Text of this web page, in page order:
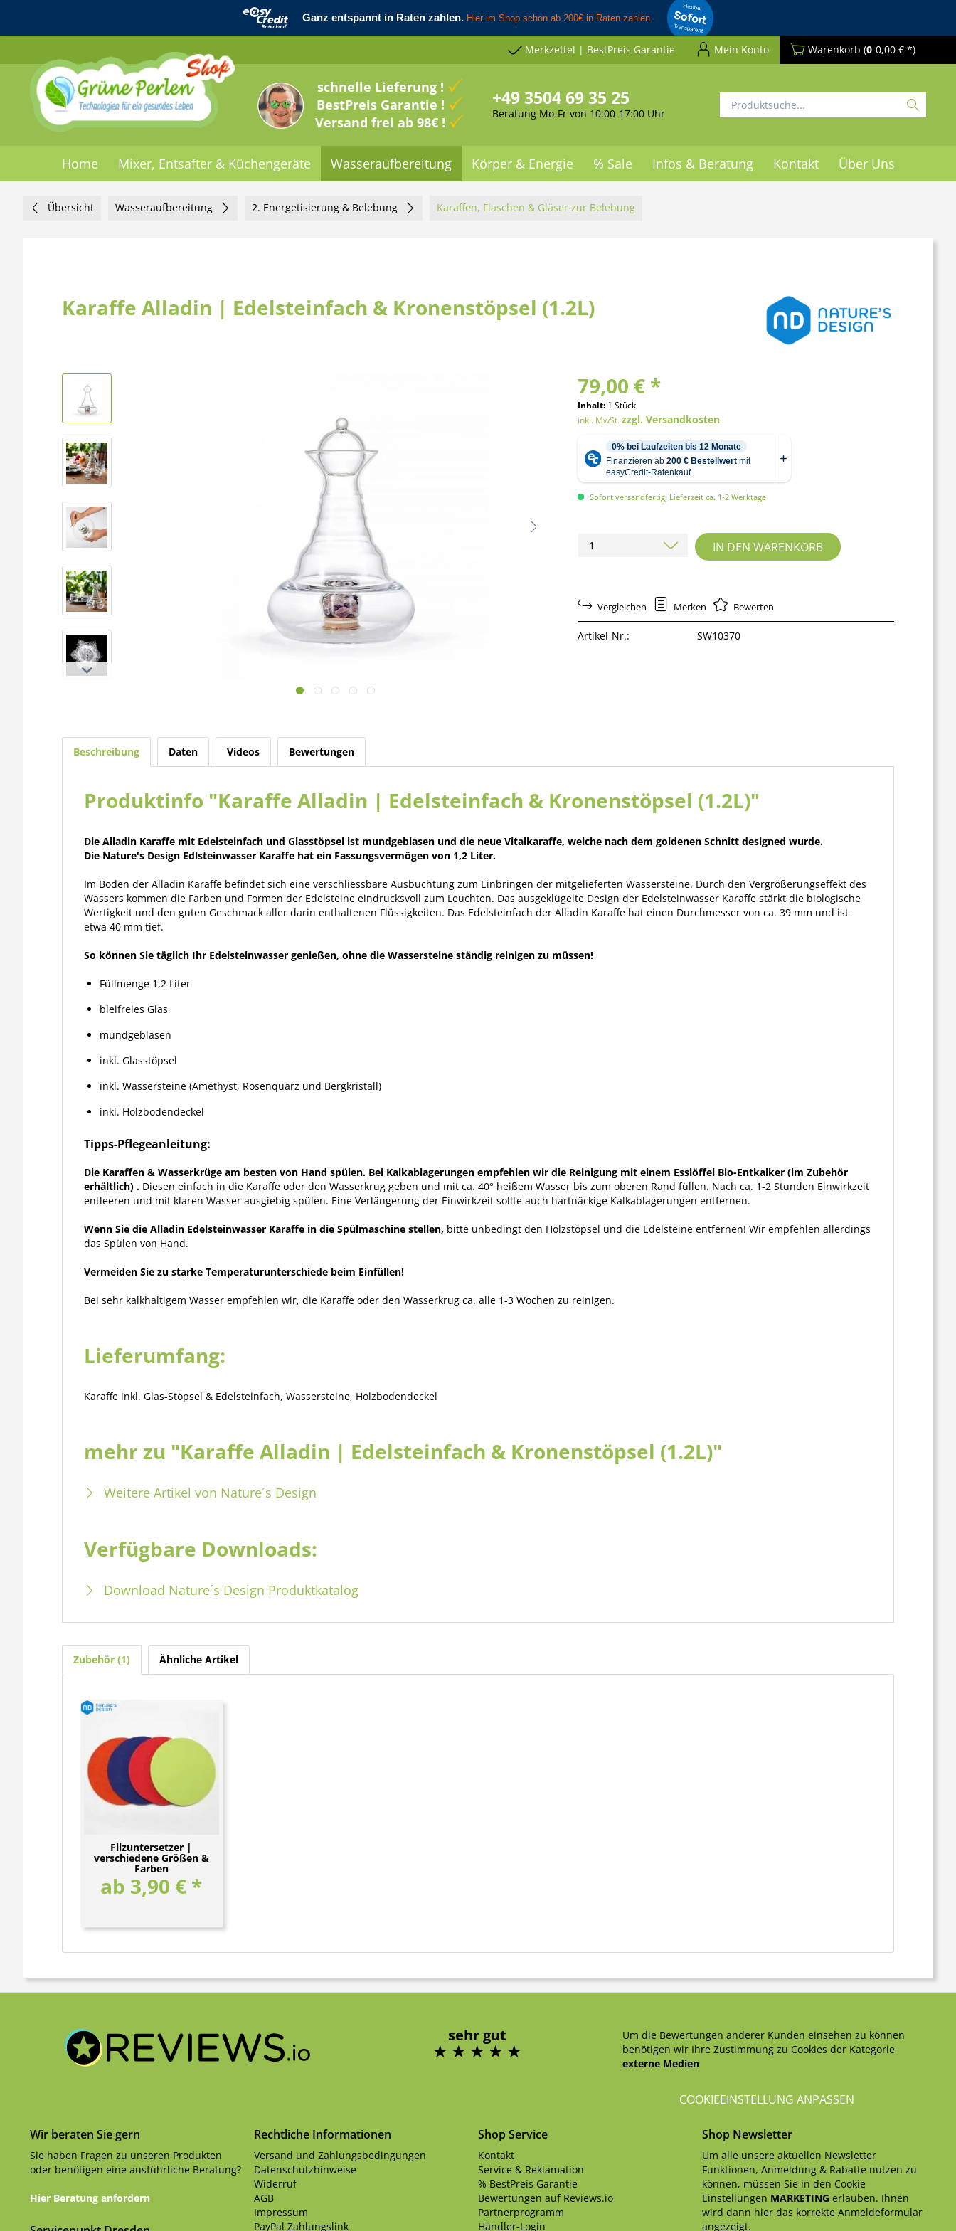
Merkzettel | BestPreis Garantie Mein Konto Warenkorb (0-0,00 € *)
schnelle Lieferung !
BestPreis Garantie !
Versand frei ab 98€ !
+49 3504 69 35 25
Beratung Mo-Fr von 10:00-17:00 Uhr
Home Mixer, Entsafter & Küchengeräte Wasseraufbereitung Körper & Energie % Sale Infos & Beratung Kontakt Über Uns
Übersicht Wasseraufbereitung 2. Energetisierung & Belebung Karaffen, Flaschen & Gläser zur Belebung
Karaffe Alladin | Edelsteinfach & Kronenstöpsel (1.2L)
79,00 € *
Inhalt: 1 Stück
inkl. MwSt.zzgl. Versandkosten
Sofort versandfertig, Lieferzeit ca. 1-2 Werktage
IN DEN WARENKORB
Vergleichen Merken Bewerten
Artikel-Nr.: SW10370
Beschreibung Daten Videos Bewertungen
Produktinfo "Karaffe Alladin | Edelsteinfach & Kronenstöpsel (1.2L)"
Die Alladin Karaffe mit Edelsteinfach und Glasstöpsel ist mundgeblasen und die neue Vitalkaraffe, welche nach dem goldenen Schnitt designed wurde.
Die Nature's Design Edlsteinwasser Karaffe hat ein Fassungsvermögen von 1,2 Liter.
Im Boden der Alladin Karaffe befindet sich eine verschliessbare Ausbuchtung zum Einbringen der mitgelieferten Wassersteine. Durch den Vergrößerungseffekt des
Wassers kommen die Farben und Formen der Edelsteine eindrucksvoll zum Leuchten. Das ausgeklügelte Design der Edelsteinwasser Karaffe stärkt die biologische
Wertigkeit und den guten Geschmack aller darin enthaltenen Flüssigkeiten. Das Edelsteinfach der Alladin Karaffe hat einen Durchmesser von ca. 39 mm und ist
etwa 40 mm tief.
So können Sie täglich Ihr Edelsteinwasser genießen, ohne die Wassersteine ständig reinigen zu müssen!
Füllmenge 1,2 Liter
bleifreies Glas
mundgeblasen
inkl. Glasstöpsel
inkl. Wassersteine (Amethyst, Rosenquarz und Bergkristall)
inkl. Holzbodendeckel
Tipps-Pflegeanleitung:
Die Karaffen & Wasserkrüge am besten von Hand spülen. Bei Kalkablagerungen empfehlen wir die Reinigung mit einem Esslöffel Bio-Entkalker (im Zubehör
erhältlich) . Diesen einfach in die Karaffe oder den Wasserkrug geben und mit ca. 40° heißem Wasser bis zum oberen Rand füllen. Nach ca. 1-2 Stunden Einwirkzeit
entleeren und mit klaren Wasser ausgiebig spülen. Eine Verlängerung der Einwirkzeit sollte auch hartnäckige Kalkablagerungen entfernen.
Wenn Sie die Alladin Edelsteinwasser Karaffe in die Spülmaschine stellen, bitte unbedingt den Holzstöpsel und die Edelsteine entfernen! Wir empfehlen allerdings
das Spülen von Hand.
Vermeiden Sie zu starke Temperaturunterschiede beim Einfüllen!
Bei sehr kalkhaltigem Wasser empfehlen wir, die Karaffe oder den Wasserkrug ca. alle 1-3 Wochen zu reinigen.
Lieferumfang:
Karaffe inkl. Glas-Stöpsel & Edelsteinfach, Wassersteine, Holzbodendeckel
mehr zu "Karaffe Alladin | Edelsteinfach & Kronenstöpsel (1.2L)"
Weitere Artikel von Nature´s Design
Verfügbare Downloads:
Download Nature´s Design Produktkatalog
Zubehör 1 Ähnliche Artikel
Filzuntersetzer |
verschiedene Größen &
Farben
ab 3,90 € *
sehr gut
Um die Bewertungen anderer Kunden einsehen zu können
benötigen wir Ihre Zustimmung zu Cookies der Kategorie
externe Medien
COOKIEEINSTELLUNG ANPASSEN
Wir beraten Sie gern
Sie haben Fragen zu unseren Produkten
oder benötigen eine ausführliche Beratung?
Hier Beratung anfordern
Rechtliche Informationen
Versand und Zahlungsbedingungen
Datenschutzhinweise
Widerruf
AGB
Impressum
PayPal Zahlungslink
Shop Service
Kontakt
Service & Reklamation
% BestPreis Garantie
Bewertungen auf Reviews.io
Partnerprogramm
Händler-Login
Shop Newsletter
Um alle unsere aktuellen Newsletter
Funktionen, Anmeldung & Rabatte nutzen zu
können, müssen Sie in den Cookie
Einstellungen MARKETING erlauben. Ihnen
wird dann hier das korrekte Anmeldeformular
angezeigt.